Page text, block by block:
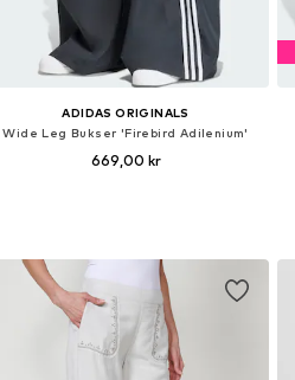
ADIDAS ORIGINALS
Wide Leg Bukser 'Firebird Adilenium'
669,00 kr